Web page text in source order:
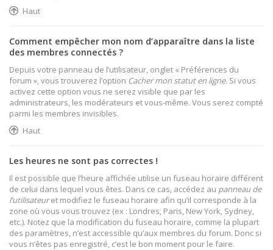
Haut
Comment empêcher mon nom d’apparaître dans la liste
des membres connectés ?
Depuis votre panneau de l’utilisateur, onglet « Préférences du
forum », vous trouverez l’option Cacher mon statut en ligne. Si vous
activez cette option vous ne serez visible que par les
administrateurs, les modérateurs et vous-même. Vous serez compté
parmi les membres invisibles.
Haut
Les heures ne sont pas correctes !
Il est possible que l’heure affichée utilise un fuseau horaire différent
de celui dans lequel vous êtes. Dans ce cas, accédez au panneau de
l’utilisateuret modifiez le fuseau horaire afin qu’il corresponde à la
zone où vous vous trouvez (ex : Londres, Paris, New York, Sydney,
etc.). Notez que la modification du fuseau horaire, comme la plupart
des paramètres, n’est accessible qu’aux membres du forum. Donc si
vous n’êtes pas enregistré, c’est le bon moment pour le faire.